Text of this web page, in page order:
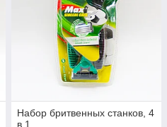
Набор бритвенных станков, 4
в 1